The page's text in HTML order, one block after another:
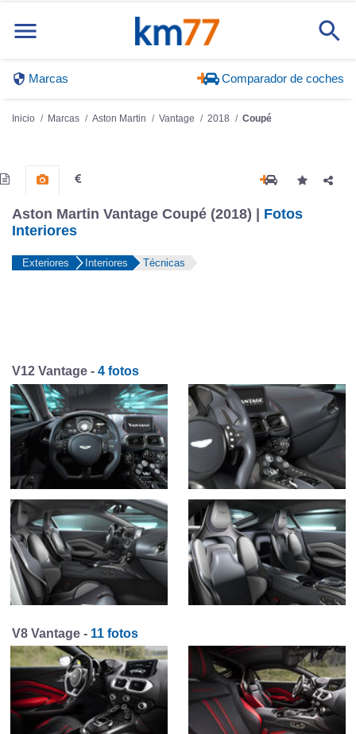
Marcas Comparador de coches
Inicio Marcas Aston Martin Vantage 2018 Coupé
Aston Martin Vantage Coupé (2018) | Fotos
Interiores
Exteriores Interiores Técnicas
V12 Vantage - 4 fotos
V8 Vantage - 11 fotos